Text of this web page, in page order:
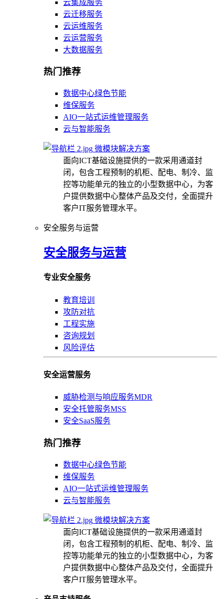
云集成服务
云迁移服务
云运维服务
云运营服务
大数据服务
热门推荐
数据中心绿色节能
维保服务
AIO一站式运维管理服务
云与智能服务
微模块解决方案
面向ICT基础设施提供的一款采用通道封
闭，包含工程预制的机柜、配电、制冷、监
控等功能单元的独立的小型数据中心，为客
户提供数据中心整体产品及交付，全面提升
客户IT服务管理水平。
安全服务与运营
安全服务与运营
专业安全服务
教育培训
攻防对抗
工程实施
咨询规划
风险评估
安全运营服务
威胁检测与响应服务MDR
安全托管服务MSS
安全SaaS服务
热门推荐
数据中心绿色节能
维保服务
AIO一站式运维管理服务
云与智能服务
微模块解决方案
面向ICT基础设施提供的一款采用通道封
闭，包含工程预制的机柜、配电、制冷、监
控等功能单元的独立的小型数据中心，为客
户提供数据中心整体产品及交付，全面提升
客户IT服务管理水平。